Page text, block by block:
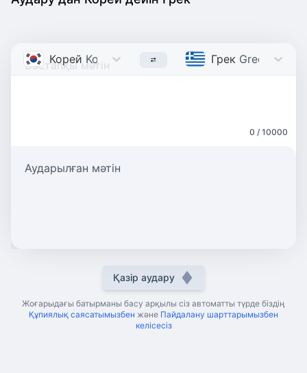
Корей Korean Грек Greek
0 / 10000
Аударылған мәтін
Қазір аудару
Жоғарыдағы батырманы басу арқылы сіз автоматты түрде біздің
Құпиялық саясатымызбен және Пайдалану шарттарымызбен
келісесіз